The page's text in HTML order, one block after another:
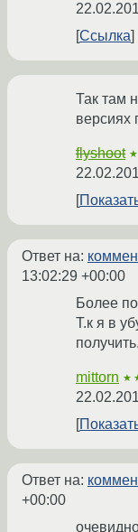
Ссылка
Так там
версиях
flyshoot ★
Ответ на:
13:02:29 +00:00
Более
Т.к я в
mittorn
Ответ на:
+00:00